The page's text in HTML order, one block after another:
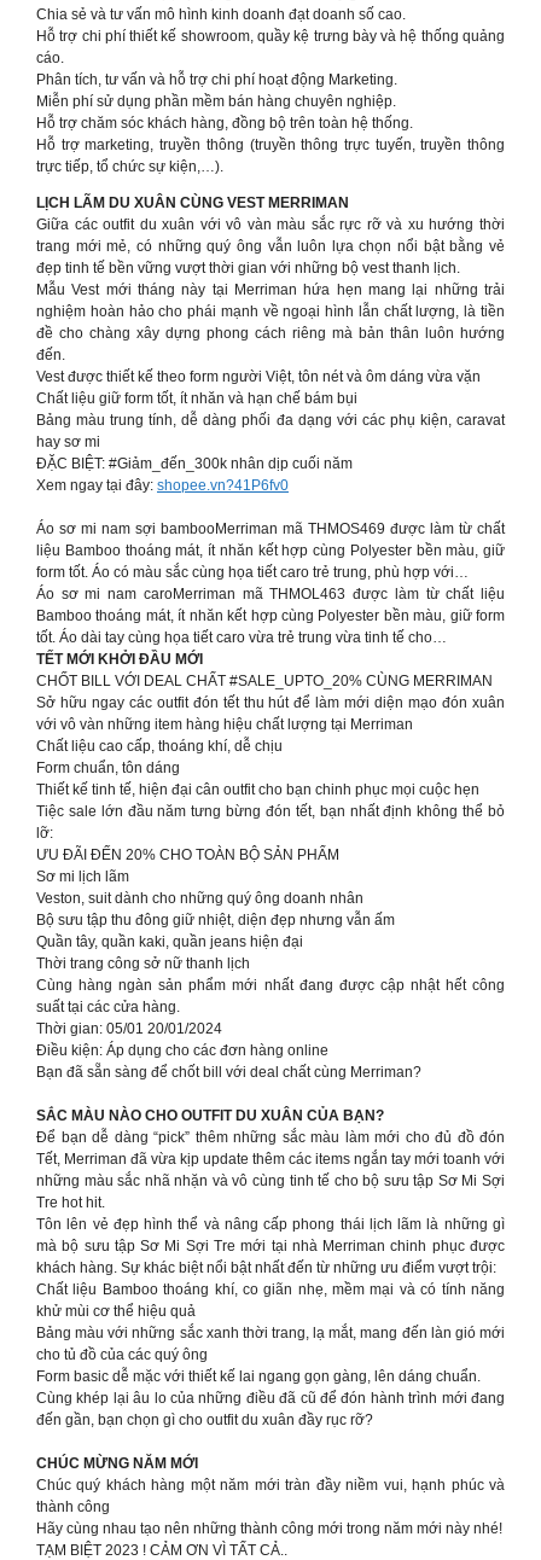
Chia sẻ và tư vấn mô hình kinh doanh đạt doanh số cao.
Hỗ trợ chi phí thiết kế showroom, quầy kệ trưng bày và hệ thống quảng
cáo.
Phân tích, tư vấn và hỗ trợ chi phí hoạt động Marketing.
Miễn phí sử dụng phần mềm bán hàng chuyên nghiệp.
Hỗ trợ chăm sóc khách hàng, đồng bộ trên toàn hệ thống.
Hỗ trợ marketing, truyền thông (truyền thông trực tuyến, truyền thông
trực tiếp, tổ chức sự kiện,…).
LỊCH LÃM DU XUÂN CÙNG VEST MERRIMAN
Giữa các outfit du xuân với vô vàn màu sắc rực rỡ và xu hướng thời
trang mới mẻ, có những quý ông vẫn luôn lựa chọn nổi bật bằng vẻ
đẹp tinh tế bền vững vượt thời gian với những bộ vest thanh lịch.
Mẫu Vest mới tháng này tại Merriman hứa hẹn mang lại những trải
nghiệm hoàn hảo cho phái mạnh về ngoại hình lẫn chất lượng, là tiền
đề cho chàng xây dựng phong cách riêng mà bản thân luôn hướng
đến.
Vest được thiết kế theo form người Việt, tôn nét và ôm dáng vừa vặn
Chất liệu giữ form tốt, ít nhăn và hạn chế bám bụi
Bảng màu trung tính, dễ dàng phối đa dạng với các phụ kiện, caravat
hay sơ mi
ĐẶC BIỆT: #Giảm_đến_300k nhân dịp cuối năm
Xem ngay tại đây: shopee.vn?41P6fv0
Áo sơ mi nam sợi bambooMerriman mã THMOS469 được làm từ chất
liệu Bamboo thoáng mát, ít nhăn kết hợp cùng Polyester bền màu, giữ
form tốt. Áo có màu sắc cùng họa tiết caro trẻ trung, phù hợp với…
Áo sơ mi nam caroMerriman mã THMOL463 được làm từ chất liệu
Bamboo thoáng mát, ít nhăn kết hợp cùng Polyester bền màu, giữ form
tốt. Áo dài tay cùng họa tiết caro vừa trẻ trung vừa tinh tế cho…
TẾT MỚI KHỞI ĐẦU MỚI
CHỐT BILL VỚI DEAL CHẤT #SALE_UPTO_20% CÙNG MERRIMAN
Sở hữu ngay các outfit đón tết thu hút để làm mới diện mạo đón xuân
với vô vàn những item hàng hiệu chất lượng tại Merriman
Chất liệu cao cấp, thoáng khí, dễ chịu
Form chuẩn, tôn dáng
Thiết kế tinh tế, hiện đại cân outfit cho bạn chinh phục mọi cuộc hẹn
Tiệc sale lớn đầu năm tưng bừng đón tết, bạn nhất định không thể bỏ
lỡ:
ƯU ĐÃI ĐẾN 20% CHO TOÀN BỘ SẢN PHẨM
Sơ mi lịch lãm
Veston, suit dành cho những quý ông doanh nhân
Bộ sưu tập thu đông giữ nhiệt, diện đẹp nhưng vẫn ấm
Quần tây, quần kaki, quần jeans hiện đại
Thời trang công sở nữ thanh lịch
Cùng hàng ngàn sản phẩm mới nhất đang được cập nhật hết công
suất tại các cửa hàng.
Thời gian: 05/01 20/01/2024
Điều kiện: Áp dụng cho các đơn hàng online
Bạn đã sẵn sàng để chốt bill với deal chất cùng Merriman?
SẮC MÀU NÀO CHO OUTFIT DU XUÂN CỦA BẠN?
Để bạn dễ dàng “pick” thêm những sắc màu làm mới cho đủ đồ đón
Tết, Merriman đã vừa kịp update thêm các items ngắn tay mới toanh với
những màu sắc nhã nhặn và vô cùng tinh tế cho bộ sưu tập Sơ Mi Sợi
Tre hot hit.
Tôn lên vẻ đẹp hình thể và nâng cấp phong thái lịch lãm là những gì
mà bộ sưu tập Sơ Mi Sợi Tre mới tại nhà Merriman chinh phục được
khách hàng. Sự khác biệt nổi bật nhất đến từ những ưu điểm vượt trội:
Chất liệu Bamboo thoáng khí, co giãn nhẹ, mềm mại và có tính năng
khử mùi cơ thể hiệu quả
Bảng màu với những sắc xanh thời trang, lạ mắt, mang đến làn gió mới
cho tủ đồ của các quý ông
Form basic dễ mặc với thiết kế lai ngang gọn gàng, lên dáng chuẩn.
Cùng khép lại âu lo của những điều đã cũ để đón hành trình mới đang
đến gần, bạn chọn gì cho outfit du xuân đầy rục rỡ?
CHÚC MỪNG NĂM MỚI
Chúc quý khách hàng một năm mới tràn đầy niềm vui, hạnh phúc và
thành công
Hãy cùng nhau tạo nên những thành công mới trong năm mới này nhé!
TẠM BIỆT 2023 ! CẢM ƠN VÌ TẤT CẢ..